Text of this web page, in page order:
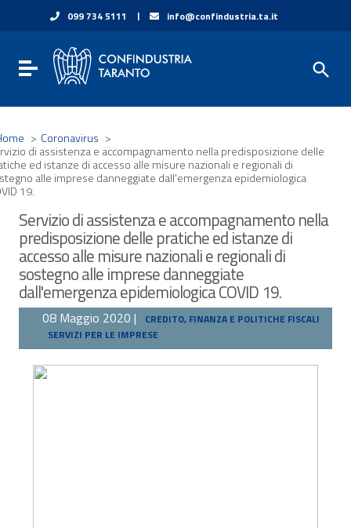
Vai ai contenuti
Vai al menu di navigazione
099 734 5111 | info@confindustria.ta.it
Toggle navigation
> Coronavirus >
di assistenza e accompagnamento nella predisposizione delle
ed istanze di accesso alle misure nazionali e regionali di
alle imprese danneggiate dall'emergenza epidemiologica
19.
Servizio di assistenza e accompagnamento nella
predisposizione delle pratiche ed istanze di
accesso alle misure nazionali e regionali di
sostegno alle imprese danneggiate
dall'emergenza epidemiologica COVID 19.
08 Maggio 2020 |
CREDITO, FINANZA E POLITICHE FISCALI
SERVIZI PER LE IMPRESE